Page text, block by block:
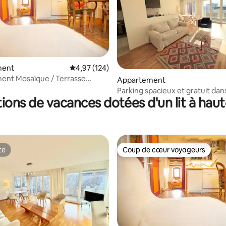
la base de 22 commentaires : 4,91 sur 5
Évaluation moyenne sur la base de 124
4,97 (124)
Mosaïque / Terrasse
Appartement
Parking spacieux et gratuit
centre de Lausanne
de vacances dotées d'un lit à
Coup de cœur voyageurs
Coup de cœur voyageurs